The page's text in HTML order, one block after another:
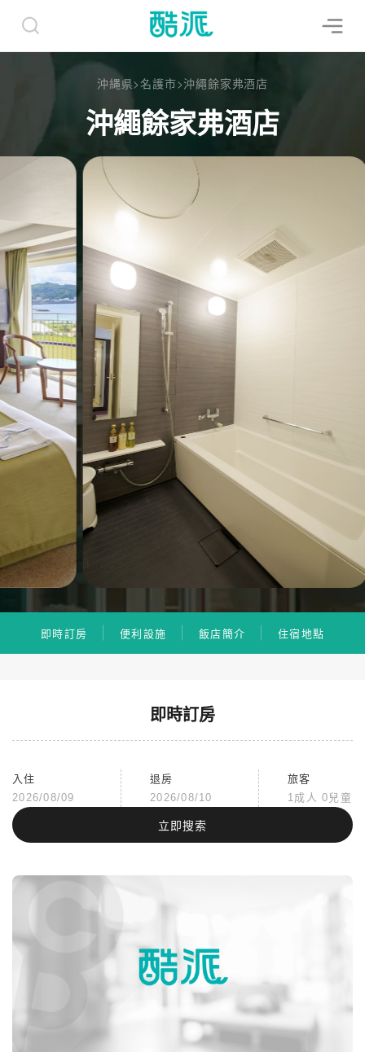
沖縄県>名護市>沖繩餘家弗酒店
沖繩餘家弗酒店
即時訂房 便利設施 飯店簡介 住宿地點
即時訂房
入住
2026/08/09
退房
2026/08/10
旅客
1成人 0兒童
立即搜索